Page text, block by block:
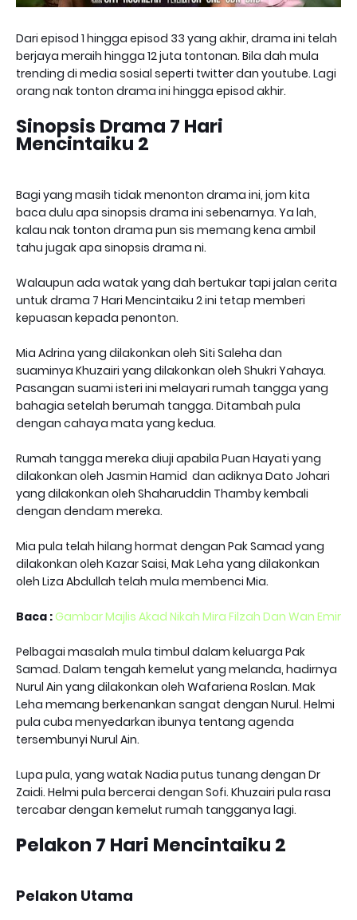
Dari episod 1 hingga episod 33 yang akhir, drama ini telah
berjaya meraih hingga 12 juta tontonan. Bila dah mula
trending di media sosial seperti twitter dan youtube. Lagi
orang nak tonton drama ini hingga episod akhir.
Sinopsis Drama 7 Hari
Mencintaiku 2
Bagi yang masih tidak menonton drama ini, jom kita
baca dulu apa sinopsis drama ini sebenarnya. Ya lah,
kalau nak tonton drama pun sis memang kena ambil
tahu jugak apa sinopsis drama ni.
Walaupun ada watak yang dah bertukar tapi jalan cerita
untuk drama 7 Hari Mencintaiku 2 ini tetap memberi
kepuasan kepada penonton.
Mia Adrina yang dilakonkan oleh Siti Saleha dan
suaminya Khuzairi yang dilakonkan oleh Shukri Yahaya.
Pasangan suami isteri ini melayari rumah tangga yang
bahagia setelah berumah tangga. Ditambah pula
dengan cahaya mata yang kedua.
Rumah tangga mereka diuji apabila Puan Hayati yang
dilakonkan oleh Jasmin Hamid dan adiknya Dato Johari
yang dilakonkan oleh Shaharuddin Thamby kembali
dengan dendam mereka.
Mia pula telah hilang hormat dengan Pak Samad yang
dilakonkan oleh Kazar Saisi, Mak Leha yang dilakonkan
oleh Liza Abdullah telah mula membenci Mia.
Baca : Gambar Majlis Akad Nikah Mira Filzah Dan Wan Emir
Pelbagai masalah mula timbul dalam keluarga Pak
Samad. Dalam tengah kemelut yang melanda, hadirnya
Nurul Ain yang dilakonkan oleh Wafariena Roslan. Mak
Leha memang berkenankan sangat dengan Nurul. Helmi
pula cuba menyedarkan ibunya tentang agenda
tersembunyi Nurul Ain.
Lupa pula, yang watak Nadia putus tunang dengan Dr
Zaidi. Helmi pula bercerai dengan Sofi. Khuzairi pula rasa
tercabar dengan kemelut rumah tangganya lagi.
Pelakon 7 Hari Mencintaiku 2
Pelakon Utama